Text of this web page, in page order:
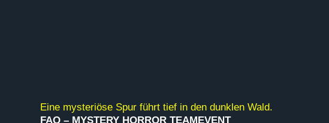
Eine mysteriöse Spur führt tief in den dunklen Wald.
FAQ – MYSTERY HORROR TEAMEVENT